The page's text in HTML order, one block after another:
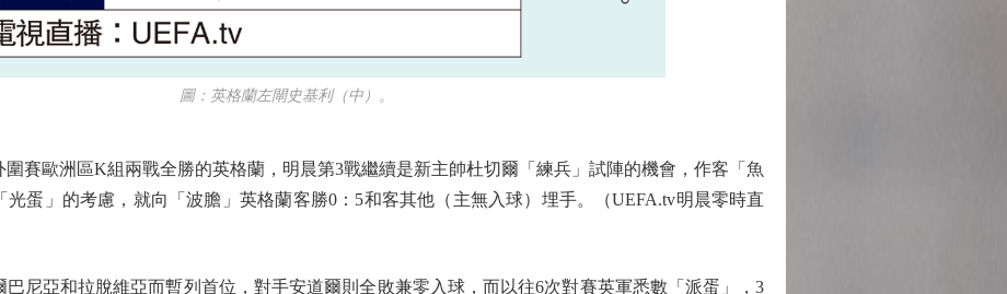
圖：英格蘭左閘史基利（中）。
歐洲區K組兩戰全勝的英格蘭，明晨第3戰繼續是新主帥杜切爾「練兵」試陣的機會，作客「魚
光蛋」的考慮，就向「波膽」英格蘭客勝0：5和客其他（主無入球）埋手。（UEFA.tv明晨零時直
亞和拉脫維亞而暫列首位，對手安道爾則全敗兼零入球，而以往6次對賽英軍悉數「派蛋」，3